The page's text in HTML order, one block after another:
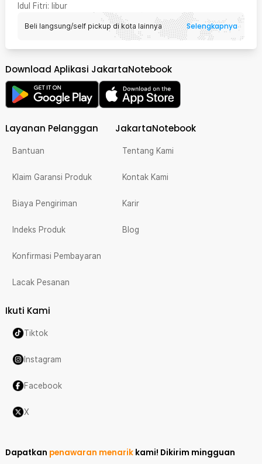
Idul Fitri: libur
Beli langsung/self pickup di kota lainnya Selengkapnya
Download Aplikasi JakartaNotebook
Layanan Pelanggan
Bantuan
Klaim Garansi Produk
Biaya Pengiriman
Indeks Produk
Konfirmasi Pembayaran
Lacak Pesanan
JakartaNotebook
Tentang Kami
Kontak Kami
Karir
Blog
Ikuti Kami
Tiktok
Instagram
Facebook
X
Dapatkan penawaran menarik kami! Dikirim mingguan